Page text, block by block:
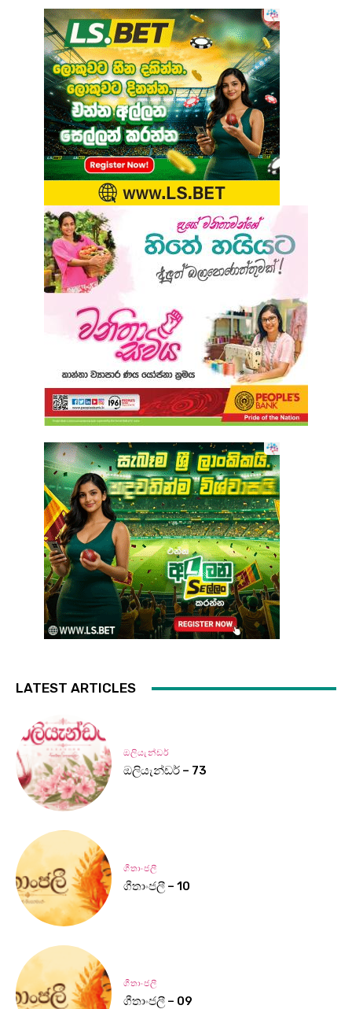
LATEST ARTICLES
ඔලියැන්ඩර්
ඔලියැන්ඩර් – 73
ගීතාංජලී
ගීතාංජලී – 10
ගීතාංජලී
ගීතාංජලී – 09